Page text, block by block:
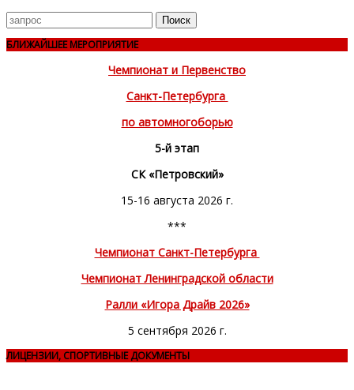
Поиск
для
БЛИЖАЙШЕЕ МЕРОПРИЯТИЕ
Чемпионат и Первенство
Санкт-Петербурга
по автомногоборью
5-й этап
СК «Петровский»
15-16 августа 2026 г.
***
Чемпионат Санкт-Петербурга
Чемпионат Ленинградской области
Ралли «Игора Драйв 2026»
5 сентября 2026 г.
ЛИЦЕНЗИИ, СПОРТИВНЫЕ ДОКУМЕНТЫ